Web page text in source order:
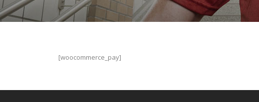
[woocommerce_pay]